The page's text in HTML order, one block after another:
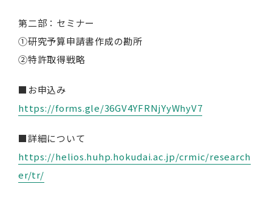
第二部：セミナー
①研究予算申請書作成の勘所
②特許取得戦略
■お申込み
https://forms.gle/36GV4YFRNjYyWhyV7
■詳細について
https://helios.huhp.hokudai.ac.jp/crmic/research
er/tr/